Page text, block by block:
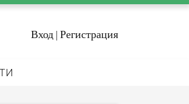
Вход | Регистрация